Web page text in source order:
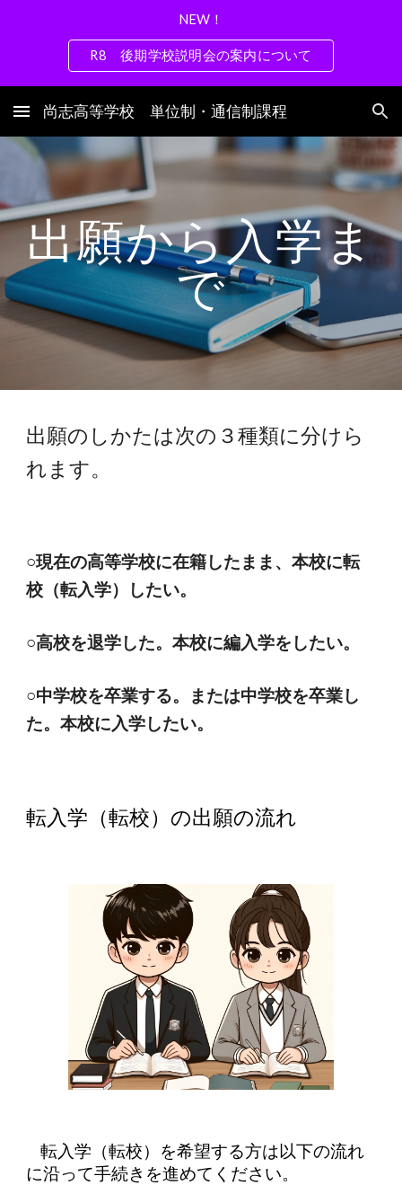
NEW！
R8 後期学校説明会の案内について
尚志高等学校 単位制・通信制課程
出願から入学ま
で
出願のしかたは次の３種類に分けら
れます。
○現在の高等学校に在籍したまま、本校に転
校（転入学）したい。
○高校を退学した。本校に編入学をしたい。
○中学校を卒業する。または中学校を卒業し
た。本校に入学したい。
転入学（転校）の出願の流れ
転入学（転校）を希望する方は以下の流れ
に沿って手続きを進めてください。